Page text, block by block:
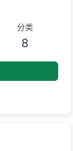
分类
8